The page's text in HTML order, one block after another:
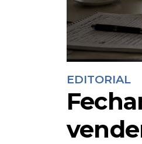
EDITORIAL